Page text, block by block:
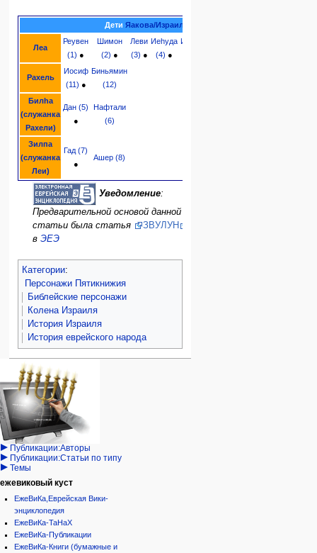
Дети Яакова/Израиля
Леа
Реувен
(1) ●
Шимон
(2) ●
Леви
(3) ●
Иеhуда
(4) ●
Иссахар
Рахель
Иосиф
(11) ●
Биньямин
(12)
Билhа
(служанка
Рахели)
Дан (5)
●
Нафтали
(6)
Зилпа
(служанка
Леи)
Гад (7)
●
Ашер (8)
Уведомление:
Предварительной основой данной
статьи была статья
ЗВУЛУН
в ЭЕЭ
Категории:
Персонажи Пятикнижия
Библейские персонажи
Колена Израиля
История Израиля
История еврейского народа
Навигация
персональные инструменты
войти
запрос
учётной
записи
категории
Израиль:Страна и
государство
Иудаизм
Народ
Проекты
Проекты/Участники/
дополнения
Публикации:Авторы
Публикации:Статьи по типу
Темы
ежевиковый куст
ЕжеВиКа,Еврейская Вики-
энциклопедия
ЕжеВиКа-ТаНаХ
ЕжеВиКа-Публикации
ЕжеВиКа-Книги (бумажные и